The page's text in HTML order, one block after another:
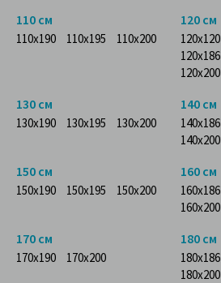
110 см
110x190 110x195 110x200
120 см
120x120
120x186
120x200
130 см
130x190 130x195 130x200
140 см
140x186
140x200
150 см
150x190 150x195 150x200
160 см
160x186
160x200
170 см
170x190 170x200
180 см
180x186
180x200